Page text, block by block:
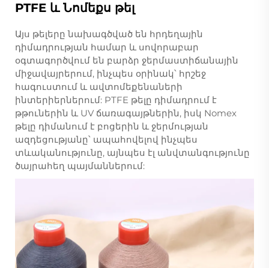
PTFE և Նոմեքս թել
Այս թելերը նախագծված են հրդեղային
դիմադրության համար և սովորաբար
օգտագործվում են բարձր ջերմաստիճանային
միջավայրերում, ինչպես օրինակ՝ հրշեջ
հագուստում և ավտոմեքենաների
ինտերիերներում: PTFE թելը դիմադրում է
թթուներին և UV ճառագայթներին, իսկ Nomex
թելը դիմանում է բոցերին և ջերմության
ազդեցությանը՝ ապահովելով ինչպես
տևականությունը, այնպես էլ անվտանգությունը
ծայրահեղ պայմաններում: